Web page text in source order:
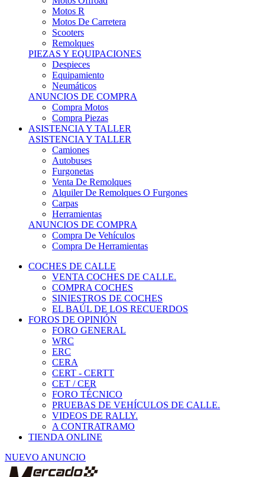
Motos R
Motos De Carretera
Scooters
Remolques
PIEZAS Y EQUIPACIONES
Despieces
Equipamiento
Neumáticos
ANUNCIOS DE COMPRA
Compra Motos
Compra Piezas
ASISTENCIA Y TALLER
ASISTENCIA Y TALLER
Camiones
Autobuses
Furgonetas
Venta De Remolques
Alquiler De Remolques O Furgones
Carpas
Herramientas
ANUNCIOS DE COMPRA
Compra De Vehículos
Compra De Herramientas
COCHES DE CALLE
VENTA COCHES DE CALLE.
COMPRA COCHES
SINIESTROS DE COCHES
EL BAÚL DE LOS RECUERDOS
FOROS DE OPINIÓN
FORO GENERAL
WRC
ERC
CERA
CERT - CERTT
CET / CER
FORO TÉCNICO
PRUEBAS DE VEHÍCULOS DE CALLE.
VIDEOS DE RALLY.
A CONTRATRAMO
TIENDA ONLINE
NUEVO ANUNCIO